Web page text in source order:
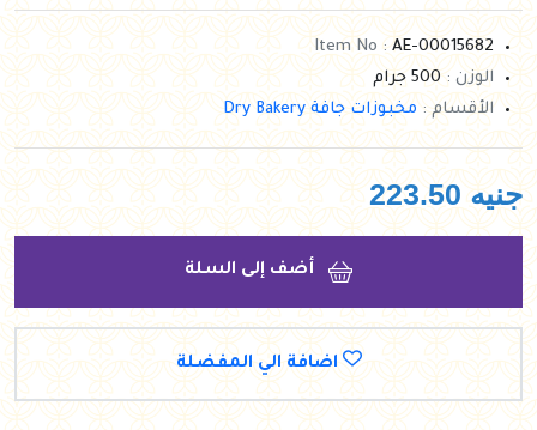
Item No :AE-00015682
الوزن :500 جرام
الأقسام : مخبوزات جافة Dry Bakery
جنيه 223.50
أضف إلى السلة
اضافة الي المفضلة